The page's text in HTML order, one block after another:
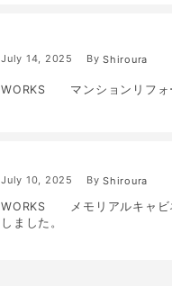
July 14, 2025 By Shiroura
WORKS マンションリフ
July 10, 2025 By Shiroura
WORKS メモリアルキャビ
しました。